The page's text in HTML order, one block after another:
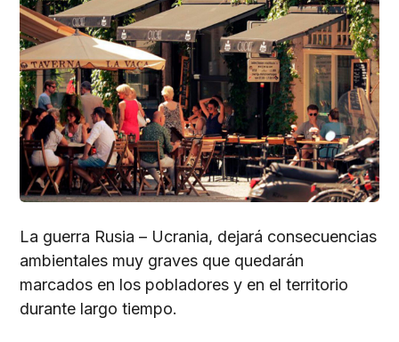
La guerra Rusia – Ucrania, dejará consecuencias
ambientales muy graves que quedarán
marcados en los pobladores y en el territorio
durante largo tiempo.